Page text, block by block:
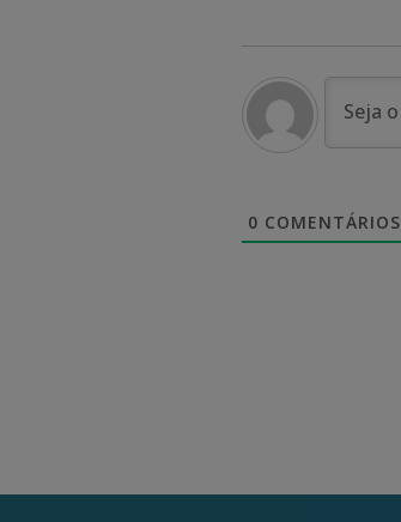
0 COMENTÁRIOS